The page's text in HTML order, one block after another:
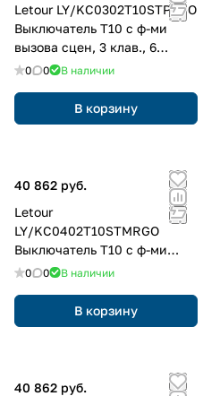
Letour LY/KC0302T10STPSGO
Выключатель Т10 с ф-ми
вызова сцен, 3 клав., 6
кнопок, пластик, квадр.,
0 0 В наличии
В корзину
40 862 руб.
Letour
LY/KC0402T10STMRGO
Выключатель Т10 с ф-ми
вызова сцен, 4 клав., 8
0 0 В наличии
В корзину
40 862 руб.